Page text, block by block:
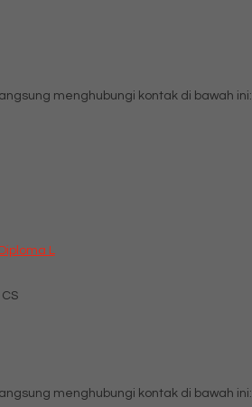
menghubungi kontak di bawah ini:
L
menghubungi kontak di bawah ini: